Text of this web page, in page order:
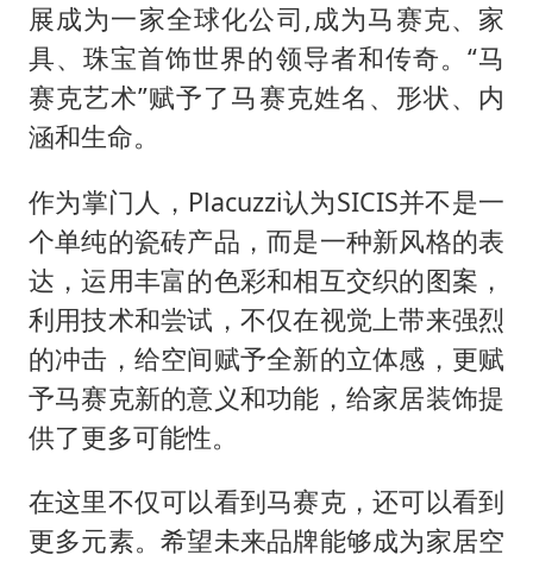
展成为一家全球化公司,成为马赛克、家
具、珠宝首饰世界的领导者和传奇。“马
赛克艺术”赋予了马赛克姓名、形状、内
涵和生命。
作为掌门人，Placuzzi认为SICIS并不是一
个单纯的瓷砖产品，而是一种新风格的表
达，运用丰富的色彩和相互交织的图案，
利用技术和尝试，不仅在视觉上带来强烈
的冲击，给空间赋予全新的立体感，更赋
予马赛克新的意义和功能，给家居装饰提
供了更多可能性。
在这里不仅可以看到马赛克，还可以看到
更多元素。希望未来品牌能够成为家居空